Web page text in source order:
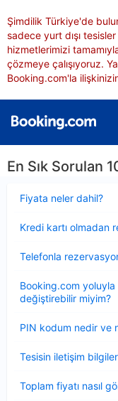
Şimdilik Türkiye'de
sadece yurt dışı
hizmetlerimizi
çözmeye çalışıyoruz.
Booking.com'la
En Sık Sorulan
Fiyata neler dahil?
Kredi kartı olmadan
Telefonla
Booking.com
değiştirebilir miyim?
PIN kodum nedir ve
Tesisin iletişim
Toplam fiyatı nasıl